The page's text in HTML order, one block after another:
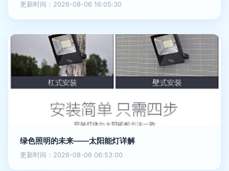
更新时间：2026-08-06 16:05:30
绿色照明的未来——太阳能灯详解
更新时间：2026-08-06 06:53:00